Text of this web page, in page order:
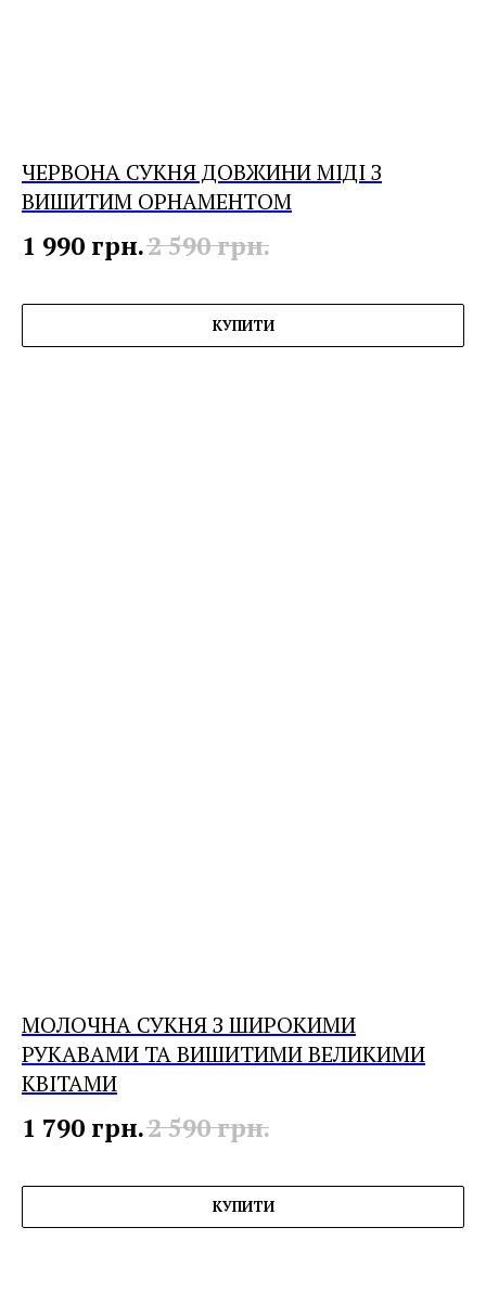
ЧЕРВОНА СУКНЯ ДОВЖИНИ МІДІ З
ВИШИТИМ ОРНАМЕНТОМ
1 990 грн.2 590грн.
КУПИТИ
МОЛОЧНА СУКНЯ З ШИРОКИМИ
РУКАВАМИ ТА ВИШИТИМИ ВЕЛИКИМИ
КВІТАМИ
1 790 грн.2 590грн.
КУПИТИ